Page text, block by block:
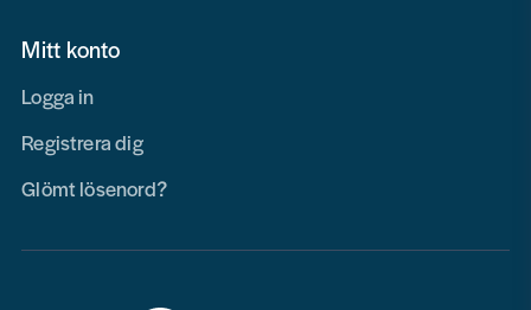
Mitt konto
Logga in
Registrera dig
Glömt lösenord?